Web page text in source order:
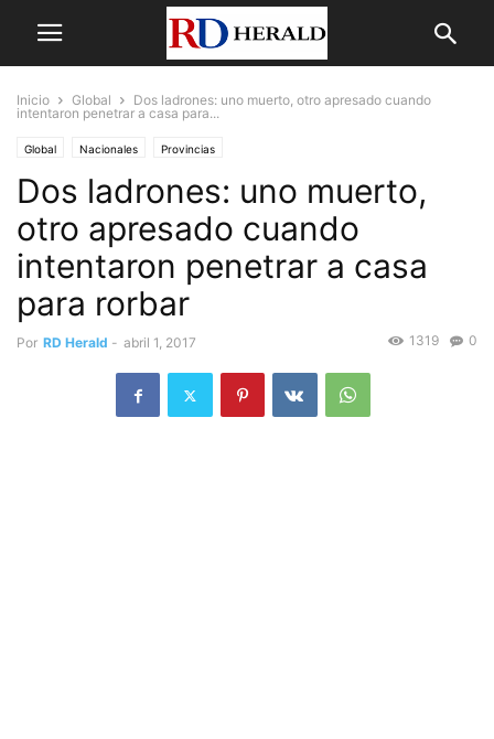
Inicio Global
Dos ladrones: uno muerto, otro apresado cuando
intentaron penetrar a casa para...
Global Nacionales Provincias
Dos ladrones: uno muerto,
otro apresado cuando
intentaron penetrar a casa
para rorbar
Por RD Herald - abril 1, 2017 0
1319